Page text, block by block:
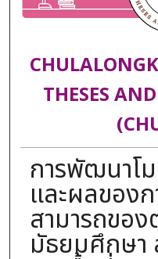
THESES
การพัฒนาโม
และผลของ
สามารถขอ
มัธยมศึกษา